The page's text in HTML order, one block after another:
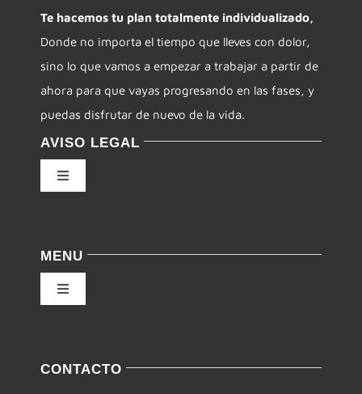
Te hacemos tu plan totalmente individualizado,
Donde no importa el tiempo que lleves con dolor,
sino lo que vamos a empezar a trabajar a partir de
ahora para que vayas progresando en las fases, y
puedas disfrutar de nuevo de la vida.
AVISO LEGAL
Toggle
Navigation
Condiciones de uso
Accesibilidad
MENU
Toggle
Navigation
CONTACTO